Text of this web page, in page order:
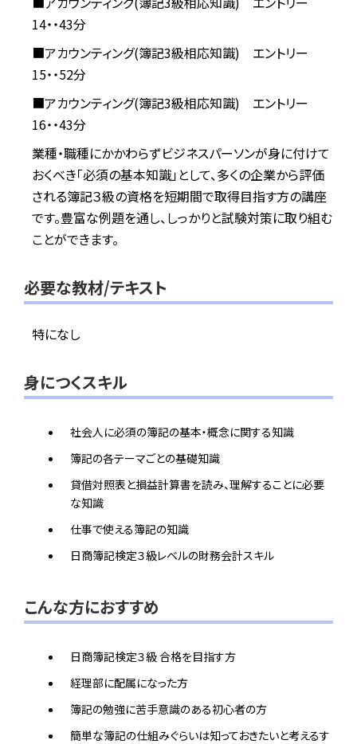
14・・43分
■アカウンティング(簿記3級相応知識) エントリー
15・・52分
■アカウンティング(簿記3級相応知識) エントリー
16・・43分
業種・職種にかかわらずビジネスパーソンが身に付けて
おくべき「必須の基本知識」として、多くの企業から評価
される簿記３級の資格を短期間で取得目指す方の講座
です。豊富な例題を通し、しっかりと試験対策に取り組む
ことができます。
必要な教材/テキスト
特になし
身につくスキル
社会人に必須の簿記の基本・概念に関する知識
簿記の各テーマごとの基礎知識
貸借対照表と損益計算書を読み、理解することに必要
な知識
仕事で使える簿記の知識
日商簿記検定３級レベルの財務会計スキル
こんな方におすすめ
日商簿記検定３級 合格を目指す方
経理部に配属になった方
簿記の勉強に苦手意識のある初心者の方
簡単な簿記の仕組みぐらいは知っておきたいと考えるす